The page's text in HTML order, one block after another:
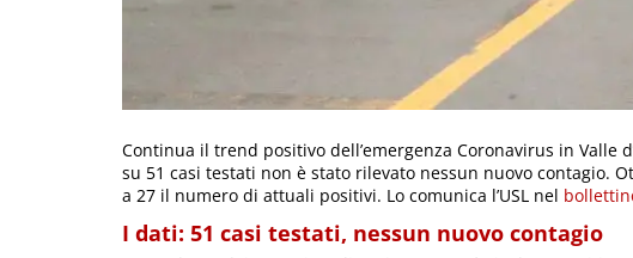
Continua il trend positivo dell’emergenza Coronavirus in Valle
su 51 casi testati non è stato rilevato nessun nuovo contagio.
a 27 il numero di attuali positivi. Lo comunica l’USL nel
I dati: 51 casi testati, nessun nuovo contagio